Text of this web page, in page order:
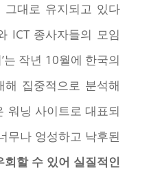
그대로 유지되고 있다
ICT 종사자들의 모임
는 작년 10월에 한국의
집중적으로 분석해
워닝 사이트로 대표되
무나 엉성하고 낙후된
회할 수 있어 실질적인